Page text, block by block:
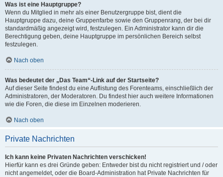
Was ist eine Hauptgruppe?
Wenn du Mitglied in mehr als einer Benutzergruppe bist, dient die
Hauptgruppe dazu, deine Gruppenfarbe sowie den Gruppenrang, der bei dir
standardmäßig angezeigt wird, festzulegen. Ein Administrator kann dir die
Berechtigung geben, deine Hauptgruppe im persönlichen Bereich selbst
festzulegen.
Nach oben
Was bedeutet der „Das Team“-Link auf der Startseite?
Auf dieser Seite findest du eine Auflistung des Forenteams, einschließlich der
Administratoren, der Moderatoren. Du findest hier auch weitere Informationen
wie die Foren, die diese im Einzelnen moderieren.
Nach oben
Private Nachrichten
Ich kann keine Privaten Nachrichten verschicken!
Hierfür kann es drei Gründe geben: Entweder bist du nicht registriert und / oder
nicht angemeldet, oder die Board-Administration hat Private Nachrichten für